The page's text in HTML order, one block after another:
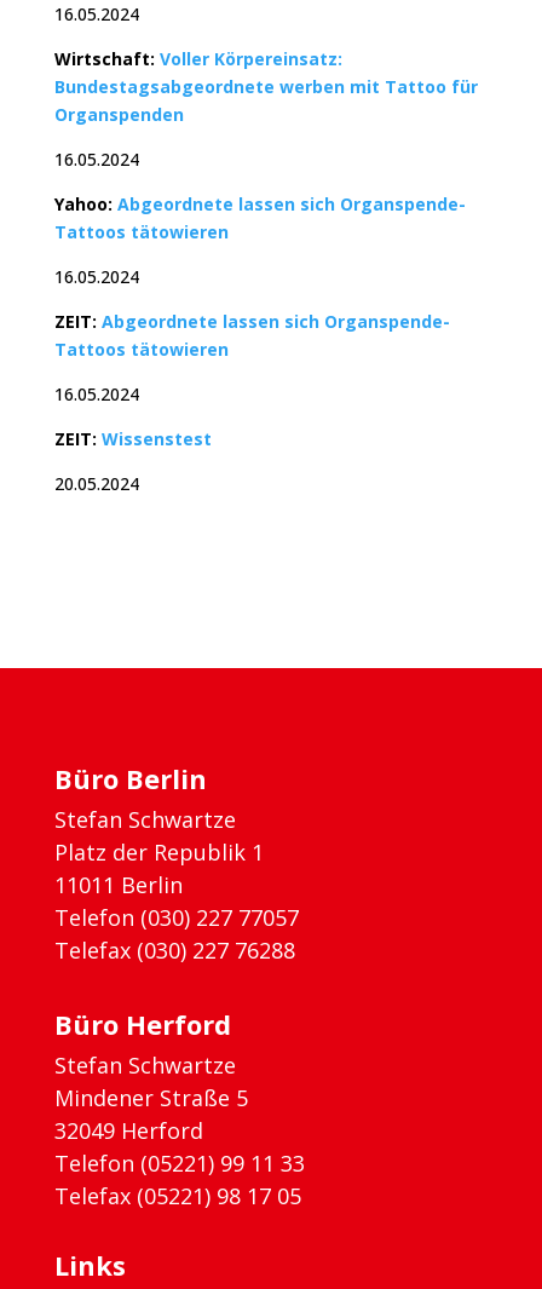
16.05.2024
Wirtschaft: Voller Körpereinsatz:
Bundestagsabgeordnete werben mit Tattoo für
Organspenden
16.05.2024
Yahoo: Abgeordnete lassen sich Organspende-
Tattoos tätowieren
16.05.2024
ZEIT: Abgeordnete lassen sich Organspende-
Tattoos tätowieren
16.05.2024
ZEIT: Wissenstest
20.05.2024
Büro Berlin
Stefan Schwartze
Platz der Republik 1
11011 Berlin
Telefon (030) 227 77057
Telefax (030) 227 76288
Büro Herford
Stefan Schwartze
Mindener Straße 5
32049 Herford
Telefon (05221) 99 11 33
Telefax (05221) 98 17 05
Links